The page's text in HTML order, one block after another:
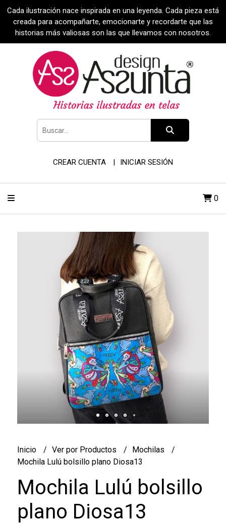
Cada ilustración nace inspirada en una leyenda. Cada pieza está
creada para acompañarte, emocionarte y recordarte que las
historias más valiosas son las que llevamos con nosotros.
CREAR CUENTA INICIAR SESIÓN
0
Inicio Ver por Productos
Mochilas
Mochila Lulú bolsillo plano Diosa13
Mochila Lulú bolsillo
plano Diosa13